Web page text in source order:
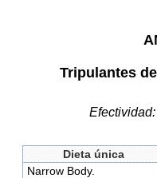
Tripulantes
Dieta única
Narrow Body.